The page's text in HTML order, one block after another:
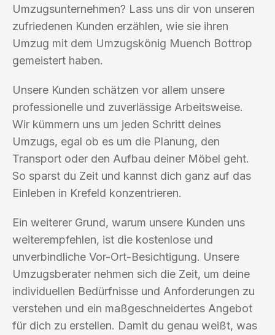
Umzugsunternehmen? Lass uns dir von unseren
zufriedenen Kunden erzählen, wie sie ihren
Umzug mit dem Umzugskönig Muench Bottrop
gemeistert haben.
Unsere Kunden schätzen vor allem unsere
professionelle und zuverlässige Arbeitsweise.
Wir kümmern uns um jeden Schritt deines
Umzugs, egal ob es um die Planung, den
Transport oder den Aufbau deiner Möbel geht.
So sparst du Zeit und kannst dich ganz auf das
Einleben in Krefeld konzentrieren.
Ein weiterer Grund, warum unsere Kunden uns
weiterempfehlen, ist die kostenlose und
unverbindliche Vor-Ort-Besichtigung. Unsere
Umzugsberater nehmen sich die Zeit, um deine
individuellen Bedürfnisse und Anforderungen zu
verstehen und ein maßgeschneidertes Angebot
für dich zu erstellen. Damit du genau weißt, was